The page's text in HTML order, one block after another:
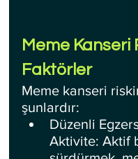
Meme Kanseri
Faktörler
Meme kanseri
şunlardır:
Düzenli
Aktivite: Aktif